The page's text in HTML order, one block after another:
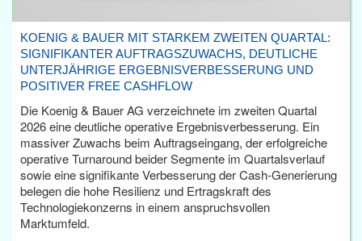
KOENIG & BAUER MIT STARKEM ZWEITEN QUARTAL:
SIGNIFIKANTER AUFTRAGSZUWACHS, DEUTLICHE
UNTERJÄHRIGE ERGEBNISVERBESSERUNG UND
POSITIVER FREE CASHFLOW
Die Koenig & Bauer AG verzeichnete im zweiten Quartal
2026 eine deutliche operative Ergebnisverbesserung. Ein
massiver Zuwachs beim Auftragseingang, der erfolgreiche
operative Turnaround beider Segmente im Quartalsverlauf
sowie eine signifikante Verbesserung der Cash-Generierung
belegen die hohe Resilienz und Ertragskraft des
Technologiekonzerns in einem anspruchsvollen
Marktumfeld.